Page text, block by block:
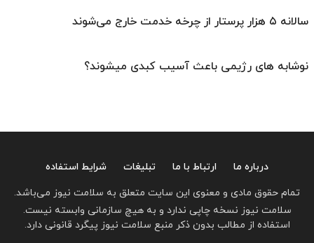
سالانه ۵ هزار پرستار از چرخه خدمت خارج می‌شوند
نوشابه های رژیمی باعث آسیب کبدی میشوند؟
درباره ما ارتباط با ما تبلیغات
شرایط استفاده
تمام حقوق مادی و معنوی این سایت متعلق به سلامت نیوز می‌باشد.
سلامت نیوز نسخه چاپی ندارد و به هیچ سازمانی وابسته نیست.
استفاده از مطالب بدون ذکر منبع سلامت نیوز پیگرد قانونی دارد.